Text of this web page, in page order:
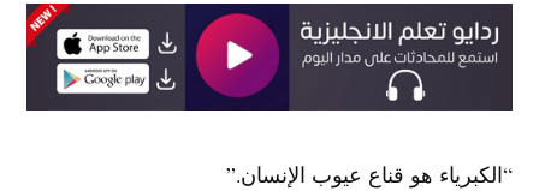
“الكبرياء هو قناع عيوب الإنسان.”